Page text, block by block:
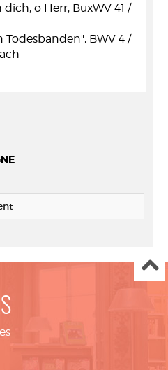
o Herr, BuxWV 41 /
Todesbanden", BWV 4 /